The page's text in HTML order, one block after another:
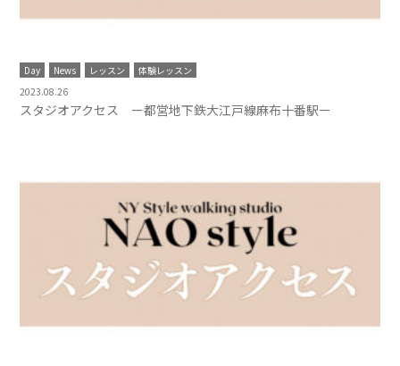
Day News レッスン
体験レッスン
2023.08.26
スタジオアクセス ー都営地下鉄大江戸線麻布十番駅ー